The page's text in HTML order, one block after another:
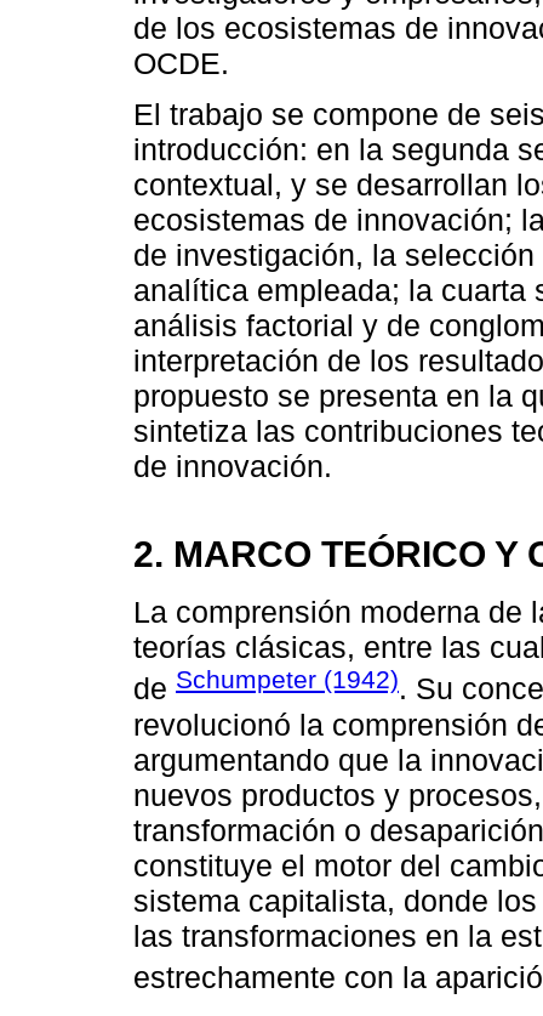
de los ecosistemas de
OCDE.
El trabajo se compone de
introducción: en la segunda
contextual, y se desarrollan
ecosistemas de innovación;
de investigación, la
analítica empleada; la cuarta
análisis factorial y de
interpretación de los
propuesto se presenta en la
sintetiza las contribuciones
de innovación.
2. MARCO TEÓRICO Y
La comprensión moderna de
teorías clásicas, entre las
de Schumpeter (1942). Su
revolucionó la comprensión
argumentando que la
nuevos productos y
transformación o
constituye el motor del
sistema capitalista, donde
las transformaciones en la
estrechamente con la